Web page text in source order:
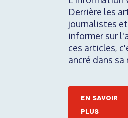
Derrière les
journalistes
informer sur
ces articles,
ancré dans sa
EN SAVOIR
PLUS